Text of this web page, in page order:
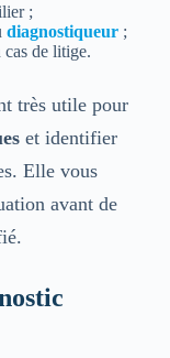
;
diagnostiqueur;
de litige.
très utile pour
et identifier
Elle vous
avant de